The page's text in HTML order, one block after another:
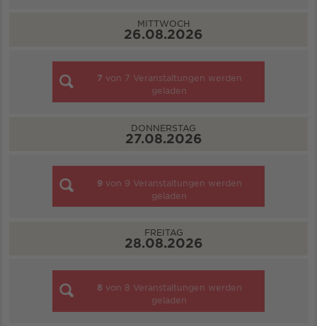
MITTWOCH
26.08.2026
7 von 7 Veranstaltungen werden
geladen
DONNERSTAG
27.08.2026
9 von 9 Veranstaltungen werden
geladen
FREITAG
28.08.2026
8 von 8 Veranstaltungen werden
geladen